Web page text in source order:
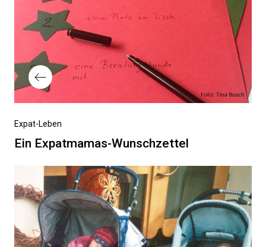
Vorheriger
Beitrag
Expat-Leben
Ein Expatmamas-Wunschzettel